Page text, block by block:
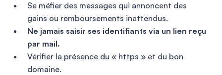
Se méfier des messages qui annoncent des
gains ou remboursements inattendus.
Ne jamais saisir ses identifiants via un lien reçu
par mail.
Vérifier la présence du « https » et du bon
domaine.